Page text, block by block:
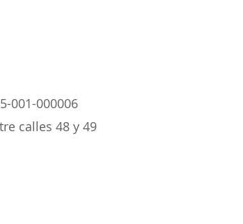
001-000006
calles 48 y 49